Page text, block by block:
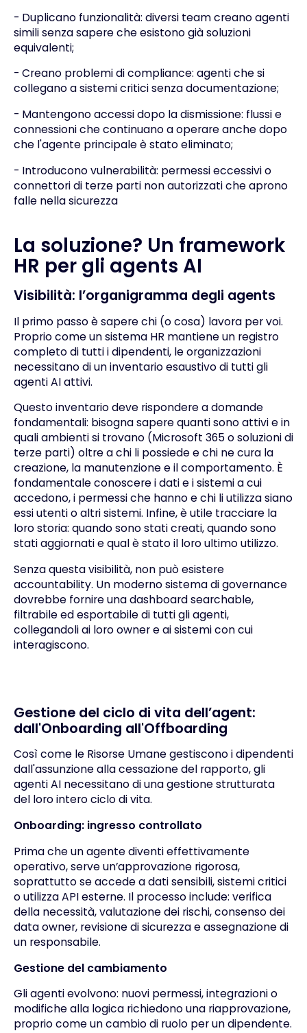
- Duplicano funzionalità: diversi team creano agenti
simili senza sapere che esistono già soluzioni
equivalenti;
- Creano problemi di compliance: agenti che si
collegano a sistemi critici senza documentazione;
- Mantengono accessi dopo la dismissione: flussi e
connessioni che continuano a operare anche dopo
che l'agente principale è stato eliminato;
- Introducono vulnerabilità: permessi eccessivi o
connettori di terze parti non autorizzati che aprono
falle nella sicurezza
La soluzione? Un framework
HR per gli agents AI
Visibilità: l’organigramma degli agents
Il primo passo è sapere chi (o cosa) lavora per voi.
Proprio come un sistema HR mantiene un registro
completo di tutti i dipendenti, le organizzazioni
necessitano di un inventario esaustivo di tutti gli
agenti AI attivi.
Questo inventario deve rispondere a domande
fondamentali: bisogna sapere quanti sono attivi e in
quali ambienti si trovano (Microsoft 365 o soluzioni di
terze parti) oltre a chi li possiede e chi ne cura la
creazione, la manutenzione e il comportamento. È
fondamentale conoscere i dati e i sistemi a cui
accedono, i permessi che hanno e chi li utilizza siano
essi utenti o altri sistemi. Infine, è utile tracciare la
loro storia: quando sono stati creati, quando sono
stati aggiornati e qual è stato il loro ultimo utilizzo.
Senza questa visibilità, non può esistere
accountability. Un moderno sistema di governance
dovrebbe fornire una dashboard searchable,
filtrabile ed esportabile di tutti gli agenti,
collegandoli ai loro owner e ai sistemi con cui
interagiscono.
Gestione del ciclo di vita dell’agent:
dall'Onboarding all'Offboarding
Così come le Risorse Umane gestiscono i dipendenti
dall'assunzione alla cessazione del rapporto, gli
agenti AI necessitano di una gestione strutturata
del loro intero ciclo di vita.
Onboarding: ingresso controllato
Prima che un agente diventi effettivamente
operativo, serve un’approvazione rigorosa,
soprattutto se accede a dati sensibili, sistemi critici
o utilizza API esterne. Il processo include: verifica
della necessità, valutazione dei rischi, consenso dei
data owner, revisione di sicurezza e assegnazione di
un responsabile.
Gestione del cambiamento
Gli agenti evolvono: nuovi permessi, integrazioni o
modifiche alla logica richiedono una riapprovazione,
proprio come un cambio di ruolo per un dipendente.